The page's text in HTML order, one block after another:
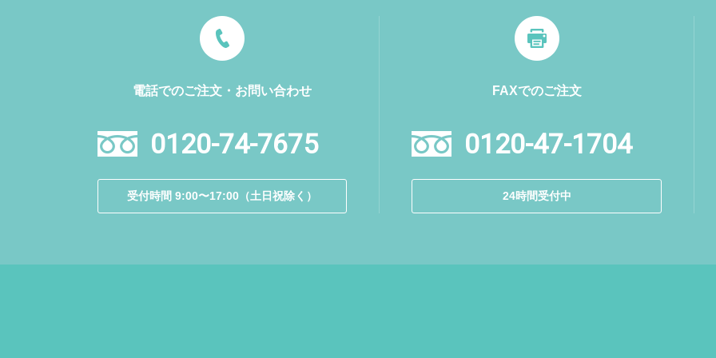
電話でのご注文・お問い合わせ
0120-74-7675
受付時間 9:00〜17:00（土日祝除く）
FAXでのご注文
0120-47-1704
24時間受付中